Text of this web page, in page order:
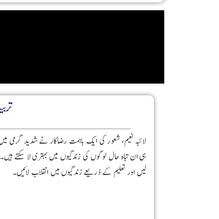
لائبہ نعیم، شعور کی ایک باہمت رضاکار نے شدید گرمی
ہی ان تباہ حال لوگوں کی زندگیوں میں بہتری لا
لیں اور تعلیم کے ذریعے زندگیوں میں انقلاب لائیں۔